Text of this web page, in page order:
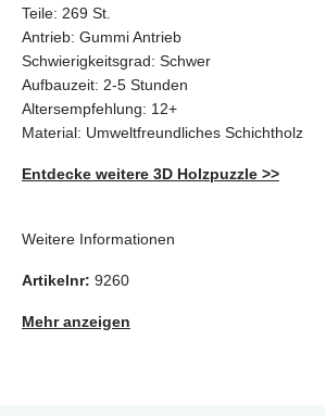
Teile: 269 St.
Antrieb: Gummi Antrieb
Schwierigkeitsgrad: Schwer
Aufbauzeit: 2-5 Stunden
Altersempfehlung: 12+
Material: Umweltfreundliches Schichtholz
Entdecke weitere 3D Holzpuzzle >>
Weitere Informationen
Artikelnr: 9260
Mehr anzeigen